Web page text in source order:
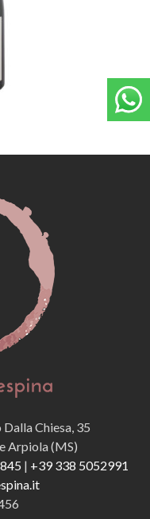
Chiesa, 35
Arpiola (MS)
| +39 338 5052991